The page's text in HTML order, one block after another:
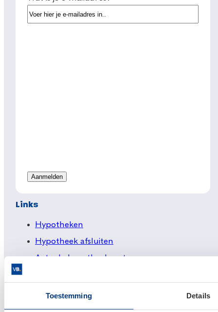
Toestemming Details
Links
Hypotheken
Hypotheek afsluiten
Actuele hypotheekrentes
Makelaardij